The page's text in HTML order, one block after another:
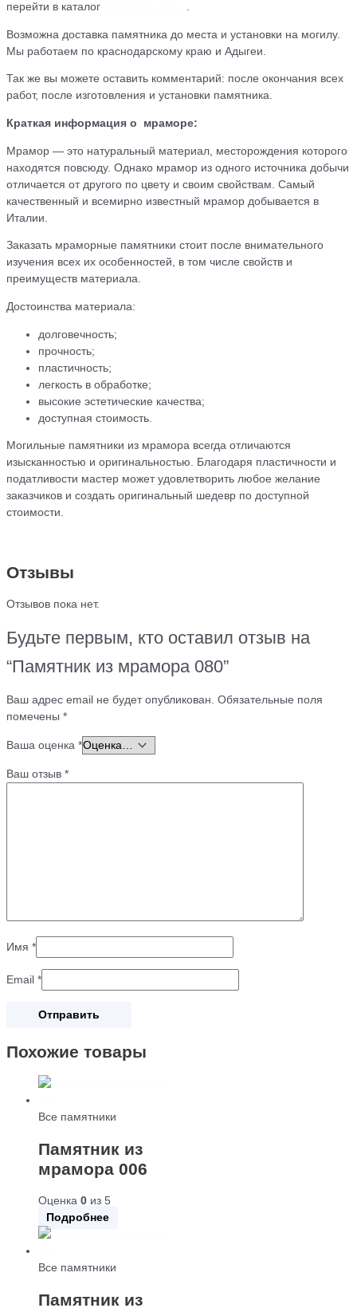
перейти в каталог
Возможна доставка памятника до места и установки на могилу.
Мы работаем по краснодарскому краю и Адыгеи.
Так же вы можете оставить комментарий: после окончания всех
работ, после изготовления и установки памятника.
Краткая информация о мраморе:
Мрамор — это натуральный материал, месторождения которого
находятся повсюду. Однако мрамор из одного источника добычи
отличается от другого по цвету и своим свойствам. Самый
качественный и всемирно известный мрамор добывается в
Италии.
Заказать мраморные памятники стоит после внимательного
изучения всех их особенностей, в том числе свойств и
преимуществ материала.
Достоинства материала:
долговечность;
прочность;
пластичность;
легкость в обработке;
высокие эстетические качества;
доступная стоимость.
Могильные памятники из мрамора всегда отличаются
изысканностью и оригинальностью. Благодаря пластичности и
податливости мастер может удовлетворить любое желание
заказчиков и создать оригинальный шедевр по доступной
стоимости.
Отзывы
Отзывов пока нет.
Будьте первым, кто оставил отзыв на
“Памятник из мрамора 080”
Ваш адрес email не будет опубликован. Обязательные поля
помечены *
Ваша оценка *
Ваш отзыв *
Имя *
Email *
Похожие товары
Все памятники
Памятник из
мрамора 006
Оценка 0 из 5
Подробнее
Все памятники
Памятник из